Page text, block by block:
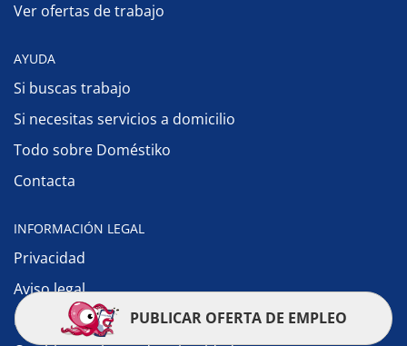
Ver ofertas de trabajo
AYUDA
Si buscas trabajo
Si necesitas servicios a domicilio
Todo sobre Doméstiko
Contacta
INFORMACIÓN LEGAL
Privacidad
Aviso legal
Política de cookiesPUBLICAR OFERTA DE EMPLEO